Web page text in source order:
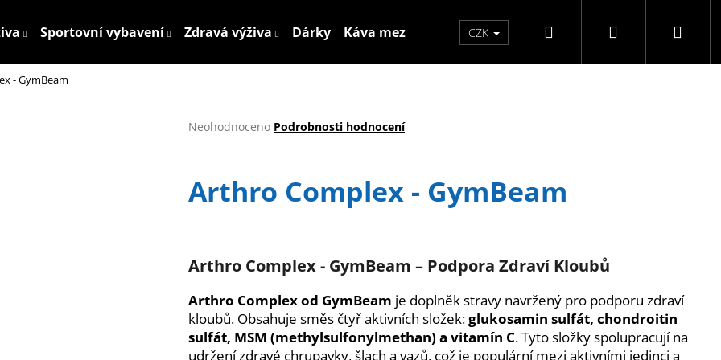
Sportovní vybavení Zdravá výživa Dárky Káva mezzo Značky
CZK Přihlášení
- GymBeam
Průměrné
0,0
z
Neohodnoceno Podrobnosti hodnocení
Arthro Complex - GymBeam
Arthro Complex- GymBeam – Podpora ZdravíKloubů
Arthro Complex od GymBeam je doplněk stravy navržený pro podporu zdraví
kloubů. Obsahuje směs čtyř aktivních složek:glukosamin sulfát, chondroitin
sulfát, MSM (methylsulfonylmethan) a vitamín C. Tyto složky spolupracují na
udržení zdravé chrupavky, šlach a vazů, což je populární mezi aktivními jedinci a
Co potřebujete najít?
Následující